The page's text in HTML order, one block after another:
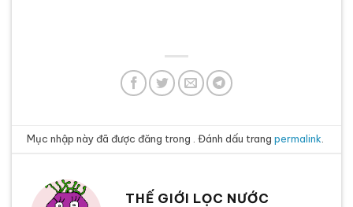
Mục nhập này đã được đăng trong . Đánh dấu trangpermalink
THẾ GIỚI LỌC NƯỚC